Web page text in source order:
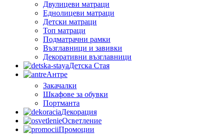
Двулицеви матраци
Еднолицеви матраци
Детски матраци
Топ матраци
Подматрачни рамки
Възглавници и завивки
Декоративни възглавници
Детска Стая
Антре
Закачалки
Шкафове за обувки
Портманта
Декорация
Осветление
Промоции